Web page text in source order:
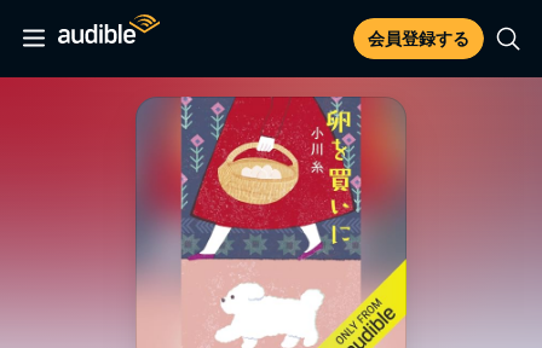
会員登録する